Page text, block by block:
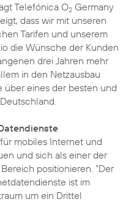
Telefónica O2 Germany
dass wir mit unseren
Tarifen und unserem
die Wünsche der Kunden
drei Jahren mehr
in den Netzausbau
eines der besten und
mobiles Internet und
und sich als einer der
positionieren. "Der
ist im
um ein Drittel